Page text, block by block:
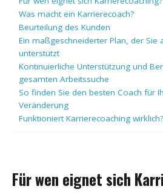
Was macht ein Karrierecoach?
Beurteilung des Kunden
Ein maßgeschneiderter Plan, der Sie
unterstützt
Kontinuierliche Unterstützung und
gesamten Arbeitssuche
So finden Sie den besten Coach für
Veränderung
Funktioniert Karrierecoaching wirklich?
Für wen eignet sich